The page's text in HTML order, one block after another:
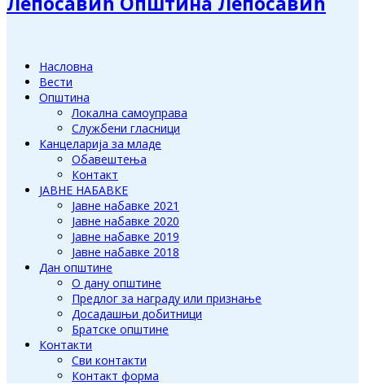
Насловна
Вести
Општина
Локална самоуправа
Службени гласници
Канцеларија за младе
Обавештења
Контакт
ЈАВНЕ НАБАВКЕ
Јавне набавке 2021
Јавне набавке 2020
Јавне набавке 2019
Јавне набавке 2018
Дан општине
О дану општине
Предлог за награду или признање
Досадашњи добитници
Братске општине
Контакти
Сви контакти
Контакт форма